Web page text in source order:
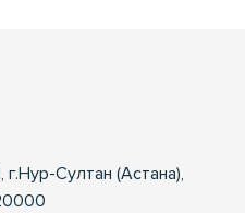
Султан (Астана),